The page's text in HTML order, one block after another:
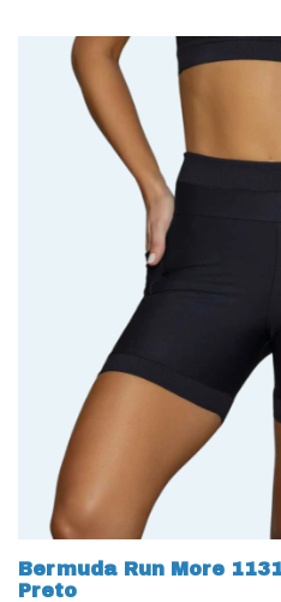
Bermuda Run More
Preto